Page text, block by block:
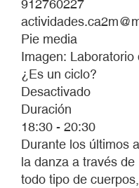
912760227
Pie media
Imagen: Laboratorio
¿Es un ciclo?
Desactivado
Duración
18:30 - 20:30
Durante los últimos
la danza a través de
todo tipo de